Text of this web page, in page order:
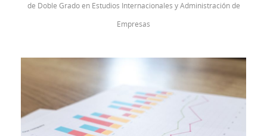
de Doble Grado en Estudios Internacionales y Administración de
Empresas